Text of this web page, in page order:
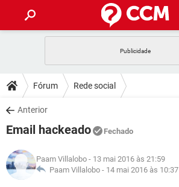
CELULAR
OUTLOOK
INSTAGRAM
GUIA DE COMPRAS
DICAS
JOGOS
INSTAGRAM GMAIL
GUIA DE COMPRAS
DOWNLOADS
JOGOS
CELULAR
OUTLOOK EXCEL
JOGOS WHATSAPP
CELULAR
GLOSSÁRIO
Fórum Rede social
Anterior
Email hackeado Fechado
Paam Villalobo - 13 mai 2016 às 21:59
Paam Villalobo - 14 mai 2016 às 10:37